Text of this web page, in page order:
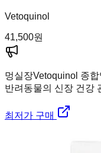
Vetoquinol
41,500원
멍실장Vetoquinol 종
반려동물의 신장 건강
최저가 구매